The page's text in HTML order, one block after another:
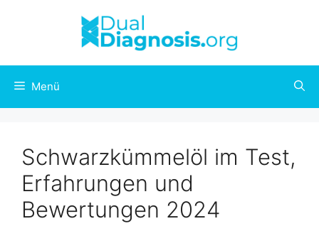
Menü
Schwarzkümmelöl im Test,
Erfahrungen und
Bewertungen 2024